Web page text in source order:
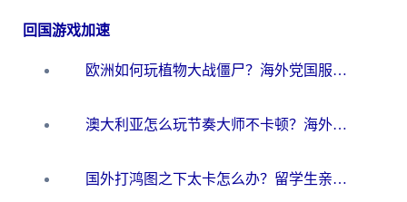
回国游戏加速
欧洲如何玩植物大战僵尸？海外党国服游戏加速避坑指南（附实测对比）
澳大利亚怎么玩节奏大师不卡顿？海外党国服游戏加速终极指南
国外打鸿图之下太卡怎么办？留学生亲测有效的国服游戏加速方案